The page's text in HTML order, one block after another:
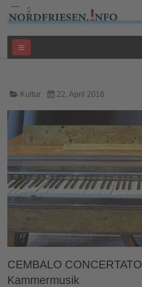
Kultur 22. April 2016
CEMBALO CONCERTATO
Kammermusik